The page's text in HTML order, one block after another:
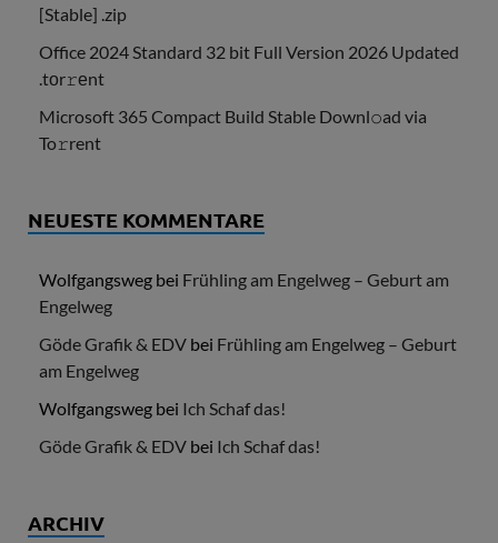
[Stable] .zip
Office 2024 Standard 32 bit Full Version 2026 Updated
.tоr𝚛еnt
Microsoft 365 Compact Build Stable Downl𝚘ad via
To𝚛rent
NEUESTE KOMMENTARE
Wolfgangsweg bei Frühling am Engelweg – Geburt am
Engelweg
Göde Grafik & EDV bei Frühling am Engelweg – Geburt
am Engelweg
Wolfgangsweg bei Ich Schaf das!
Göde Grafik & EDV bei Ich Schaf das!
ARCHIV